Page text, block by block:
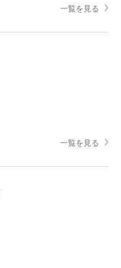
一覧を見る
一覧を見る